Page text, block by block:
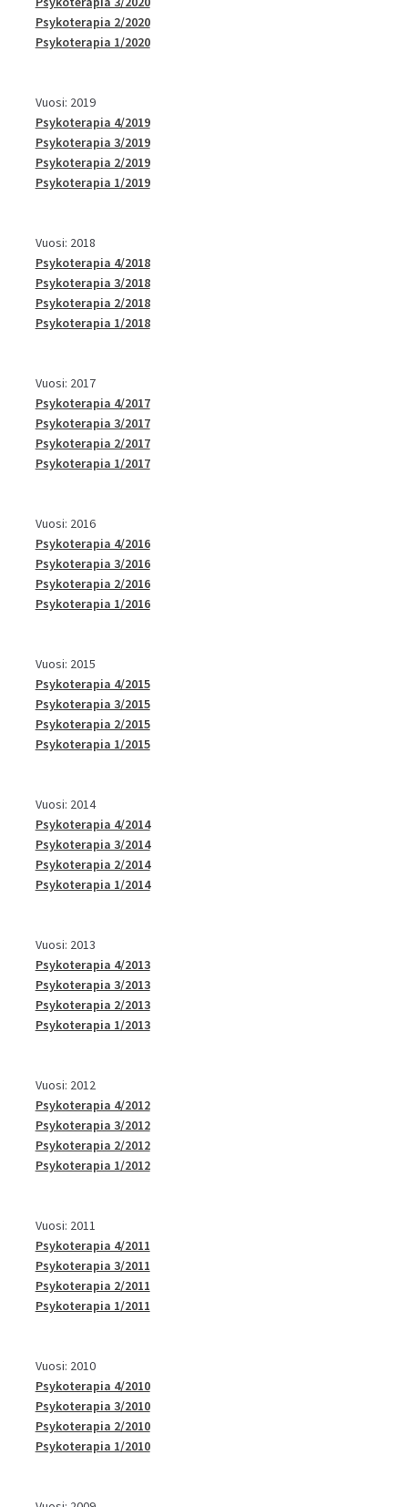
Psykoterapia 2/2020
Psykoterapia 1/2020
Vuosi: 2019
Psykoterapia 4/2019
Psykoterapia 3/2019
Psykoterapia 2/2019
Psykoterapia 1/2019
Vuosi: 2018
Psykoterapia 4/2018
Psykoterapia 3/2018
Psykoterapia 2/2018
Psykoterapia 1/2018
Vuosi: 2017
Psykoterapia 4/2017
Psykoterapia 3/2017
Psykoterapia 2/2017
Psykoterapia 1/2017
Vuosi: 2016
Psykoterapia 4/2016
Psykoterapia 3/2016
Psykoterapia 2/2016
Psykoterapia 1/2016
Vuosi: 2015
Psykoterapia 4/2015
Psykoterapia 3/2015
Psykoterapia 2/2015
Psykoterapia 1/2015
Vuosi: 2014
Psykoterapia 4/2014
Psykoterapia 3/2014
Psykoterapia 2/2014
Psykoterapia 1/2014
Vuosi: 2013
Psykoterapia 4/2013
Psykoterapia 3/2013
Psykoterapia 2/2013
Psykoterapia 1/2013
Vuosi: 2012
Psykoterapia 4/2012
Psykoterapia 3/2012
Psykoterapia 2/2012
Psykoterapia 1/2012
Vuosi: 2011
Psykoterapia 4/2011
Psykoterapia 3/2011
Psykoterapia 2/2011
Psykoterapia 1/2011
Vuosi: 2010
Psykoterapia 4/2010
Psykoterapia 3/2010
Psykoterapia 2/2010
Psykoterapia 1/2010